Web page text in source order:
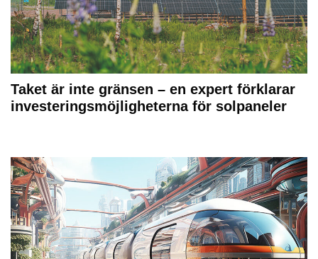
Taket är inte gränsen – en expert förklarar
investeringsmöjligheterna för solpaneler